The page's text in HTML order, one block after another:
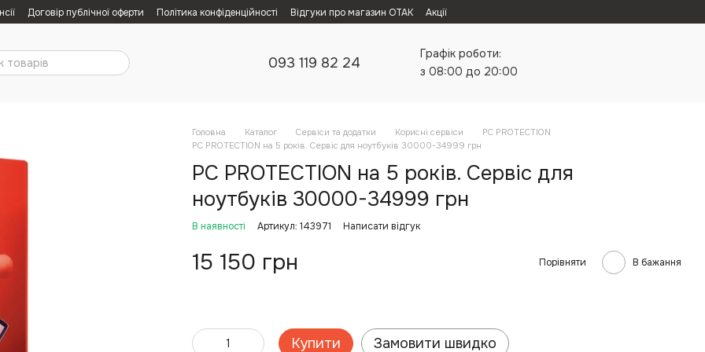
Договір публічної оферти Політика конфіденційності Відгуки про магазин ОТАК Акції
093 119 82 24
Графік роботи:
з 08:00 до 20:00
Головна Каталог Сервіси та додатки Корисні сервіси
PC PROTECTION
PC PROTECTION на 5 років. Сервіс для ноутбуків 30000-34999 грн
PC PROTECTION на 5 років. Сервіс для
ноутбуків 30000-34999 грн
В наявності Артикул: 143971 Написати відгук
15 150 грн Порівняти В бажання
Купити Замовити швидко